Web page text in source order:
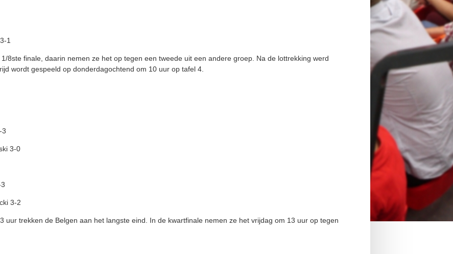
1
8ste finale, daarin nemen ze het op tegen een tweede uit een andere groep. Na de lottrekking werd
wordt gespeeld op donderdagochtend om 10 uur op tafel 4.
3
3-0
3-2
uur trekken de Belgen aan het langste eind. In de kwartfinale nemen ze het vrijdag om 13 uur op tegen